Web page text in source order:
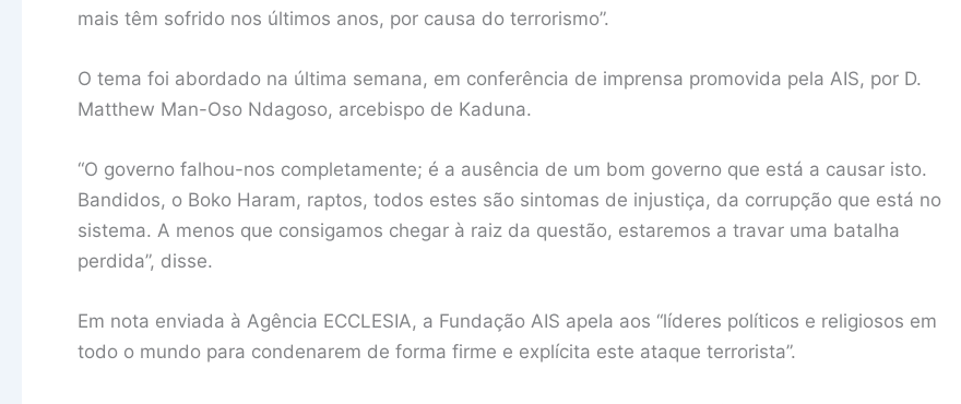
mais têm sofrido nos últimos anos, por causa do terrorismo”.
O tema foi abordado na última semana, em conferência de imprensa promovida pela AIS, por D.
Matthew Man-Oso Ndagoso, arcebispo de Kaduna.
“O governo falhou-nos completamente; é a ausência de um bom governo que está a causar isto.
Bandidos, o Boko Haram, raptos, todos estes são sintomas de injustiça, da corrupção que está no
sistema. A menos que consigamos chegar à raiz da questão, estaremos a travar uma batalha
perdida”, disse.
Em nota enviada à Agência ECCLESIA, a Fundação AIS apela aos “líderes políticos e religiosos em
todo o mundo para condenarem de forma firme e explícita este ataque terrorista”.